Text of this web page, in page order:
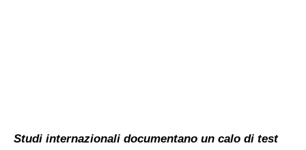
Studi internazionali documentano un calo di test